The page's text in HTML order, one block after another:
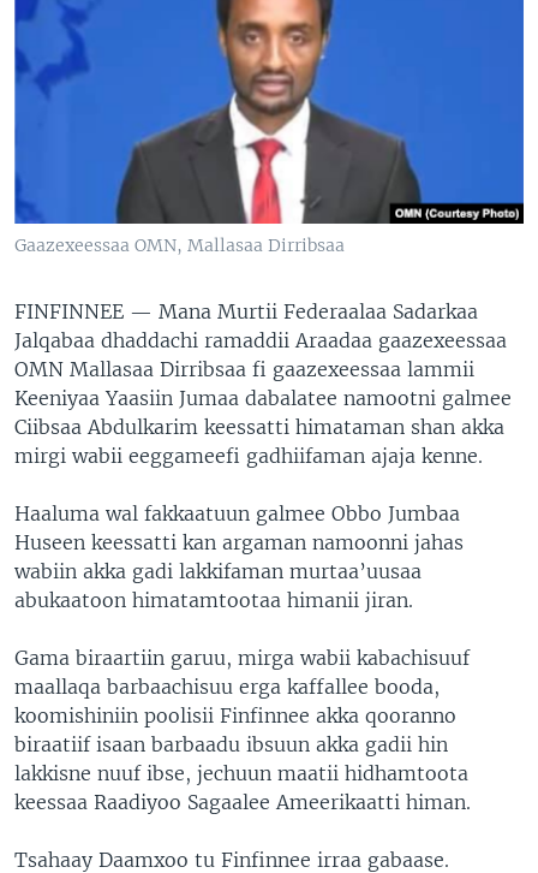
Gaazexeessaa OMN, Mallasaa Dirribsaa
FINFINNEE — Mana Murtii Federaalaa Sadarkaa
Jalqabaa dhaddachi ramaddii Araadaa gaazexeessaa
OMN Mallasaa Dirribsaa fi gaazexeessaa lammii
Keeniyaa Yaasiin Jumaa dabalatee namootni galmee
Ciibsaa Abdulkarim keessatti himataman shan akka
mirgi wabii eeggameefi gadhiifaman ajaja kenne.
Haaluma wal fakkaatuun galmee Obbo Jumbaa
Huseen keessatti kan argaman namoonni jahas
wabiin akka gadi lakkifaman murtaa’uusaa
abukaatoon himatamtootaa himanii jiran.
Gama biraartiin garuu, mirga wabii kabachisuuf
maallaqa barbaachisuu erga kaffallee booda,
koomishiniin poolisii Finfinnee akka qooranno
biraatiif isaan barbaadu ibsuun akka gadii hin
lakkisne nuuf ibse, jechuun maatii hidhamtoota
keessaa Raadiyoo Sagaalee Ameerikaatti himan.
Tsahaay Daamxoo tu Finfinnee irraa gabaase.